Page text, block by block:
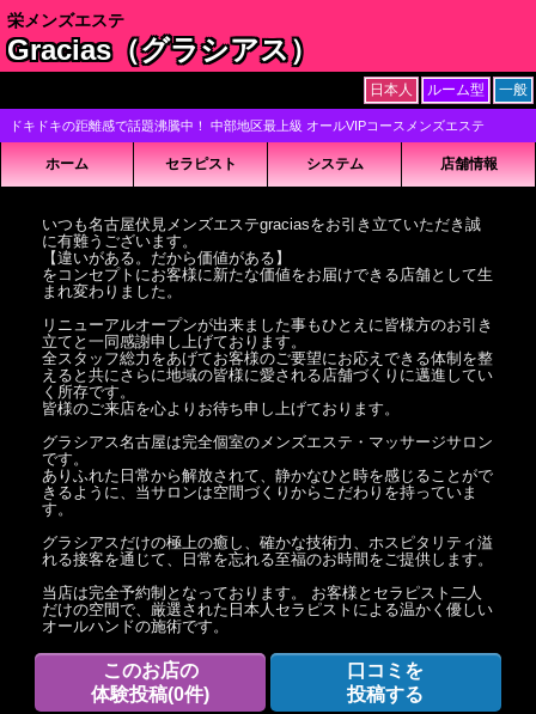
栄メンズエステ
Gracias（グラシアス）
日本人 ルーム型 一般
ドキドキの距離感で話題沸騰中！ 中部地区最上級 オールVIPコースメンズエステ
ホーム セラピスト システム 店舗情報
いつも名古屋伏見メンズエステgraciasをお引き立ていただき誠
に有難うございます。
【違いがある。だから価値がある】
をコンセプトにお客様に新たな価値をお届けできる店舗として生
まれ変わりました。
リニューアルオープンが出来ました事もひとえに皆様方のお引き
立てと一同感謝申し上げております。
全スタッフ総力をあげてお客様のご要望にお応えできる体制を整
えると共にさらに地域の皆様に愛される店舗づくりに邁進してい
く所存です。
皆様のご来店を心よりお待ち申し上げております。
グラシアス名古屋は完全個室のメンズエステ・マッサージサロン
です。
ありふれた日常から解放されて、静かなひと時を感じることがで
きるように、当サロンは空間づくりからこだわりを持っていま
す。
グラシアスだけの極上の癒し、確かな技術力、ホスピタリティ溢
れる接客を通じて、日常を忘れる至福のお時間をご提供します。
当店は完全予約制となっております。 お客様とセラピスト二人
だけの空間で、厳選された日本人セラピストによる温かく優しい
オールハンドの施術です。
このお店の
体験投稿(0件)
口コミを
投稿する